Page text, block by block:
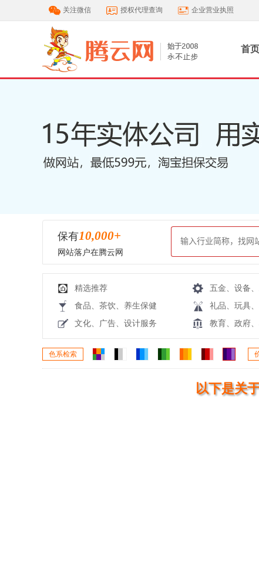
关注微信 授权代理查询 企业营业执照
首页
保有10,000+
网站落户在腾云网
精选推荐 五金、设备
食品、茶饮、养生保健
礼品、玩具
文化、广告、设计服务
教育、政府
色系检索
以下是关